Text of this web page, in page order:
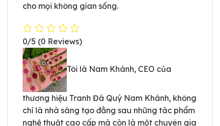
cho mọi không gian sống.
0/5 (0 Reviews)
Tôi là Nam Khánh, CEO của
thương hiệu Tranh Đá Quý Nam Khánh, không
chỉ là nhà sáng tạo đằng sau những tác phẩm
nghệ thuật cao cấp mà còn là một chuyên gia